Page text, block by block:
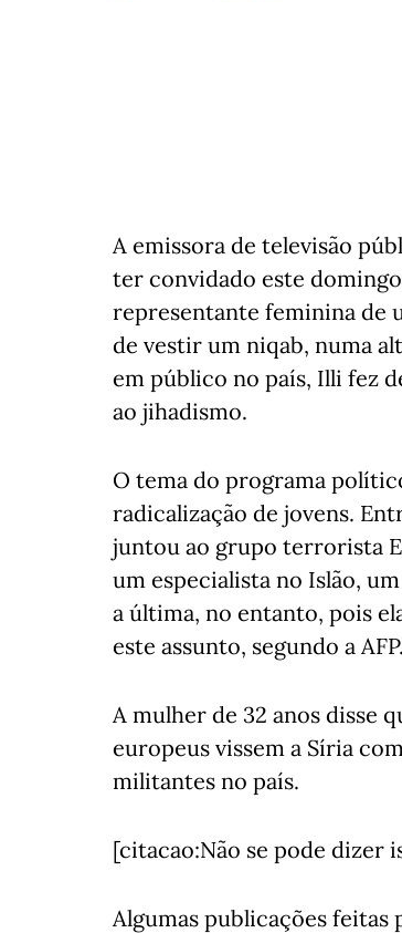
A emissora de televisão
ter convidado este
representante feminina de
de vestir um niqab, numa
em público no país, Illi fez
ao jihadismo.
O tema do programa
radicalização de jovens.
juntou ao grupo terrorista
um especialista no Islão,
a última, no entanto, pois
este assunto, segundo a AFP.
A mulher de 32 anos disse
europeus vissem a Síria
militantes no país.
[citacao:Não se pode dizer
Algumas publicações feitas